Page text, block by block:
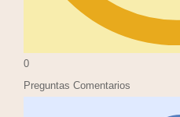
0
Preguntas Comentarios